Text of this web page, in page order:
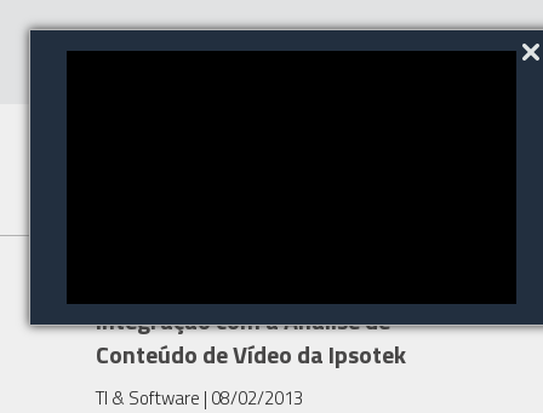
integração com a Análise de
Conteúdo de Vídeo da Ipsotek
TI & Software | 08/02/2013